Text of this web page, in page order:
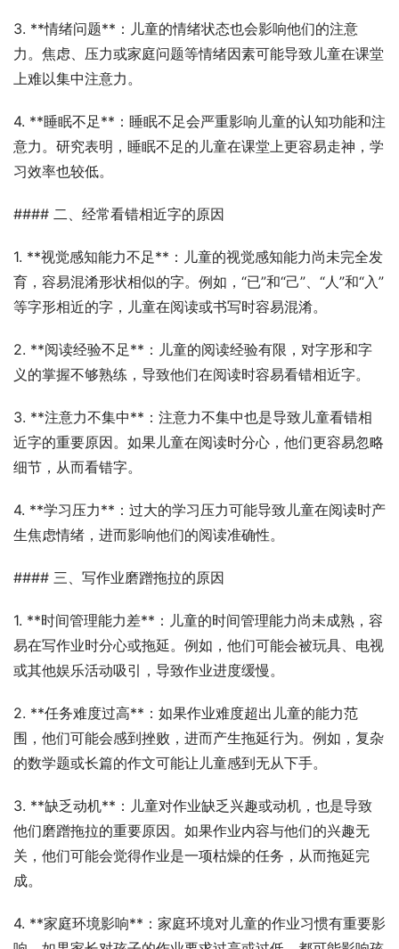
3. **情绪问题**：儿童的情绪状态也会影响他们的注意
力。焦虑、压力或家庭问题等情绪因素可能导致儿童在课堂
上难以集中注意力。
4. **睡眠不足**：睡眠不足会严重影响儿童的认知功能和注
意力。研究表明，睡眠不足的儿童在课堂上更容易走神，学
习效率也较低。
#### 二、经常看错相近字的原因
1. **视觉感知能力不足**：儿童的视觉感知能力尚未完全发
育，容易混淆形状相似的字。例如，“已”和“己”、“人”和“入”
等字形相近的字，儿童在阅读或书写时容易混淆。
2. **阅读经验不足**：儿童的阅读经验有限，对字形和字
义的掌握不够熟练，导致他们在阅读时容易看错相近字。
3. **注意力不集中**：注意力不集中也是导致儿童看错相
近字的重要原因。如果儿童在阅读时分心，他们更容易忽略
细节，从而看错字。
4. **学习压力**：过大的学习压力可能导致儿童在阅读时产
生焦虑情绪，进而影响他们的阅读准确性。
#### 三、写作业磨蹭拖拉的原因
1. **时间管理能力差**：儿童的时间管理能力尚未成熟，容
易在写作业时分心或拖延。例如，他们可能会被玩具、电视
或其他娱乐活动吸引，导致作业进度缓慢。
2. **任务难度过高**：如果作业难度超出儿童的能力范
围，他们可能会感到挫败，进而产生拖延行为。例如，复杂
的数学题或长篇的作文可能让儿童感到无从下手。
3. **缺乏动机**：儿童对作业缺乏兴趣或动机，也是导致
他们磨蹭拖拉的重要原因。如果作业内容与他们的兴趣无
关，他们可能会觉得作业是一项枯燥的任务，从而拖延完
成。
4. **家庭环境影响**：家庭环境对儿童的作业习惯有重要影